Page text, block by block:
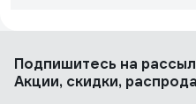
Хорошо с справляется с
Подпишитесь на
Акции, скидки,